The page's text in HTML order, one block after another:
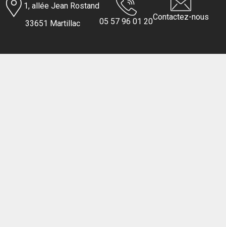
1, allée Jean Rostand
33651 Martillac
05 57 96 01 20Contactez-nous